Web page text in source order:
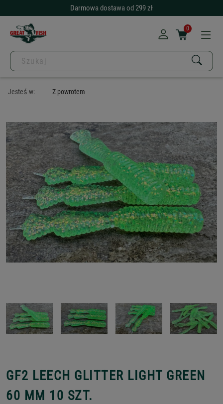
Darmowa dostawa od 299 zł
0
Jesteś w: Z powrotem
GF2 LEECH GLITTER LIGHT GREEN
60 MM 10 SZT.